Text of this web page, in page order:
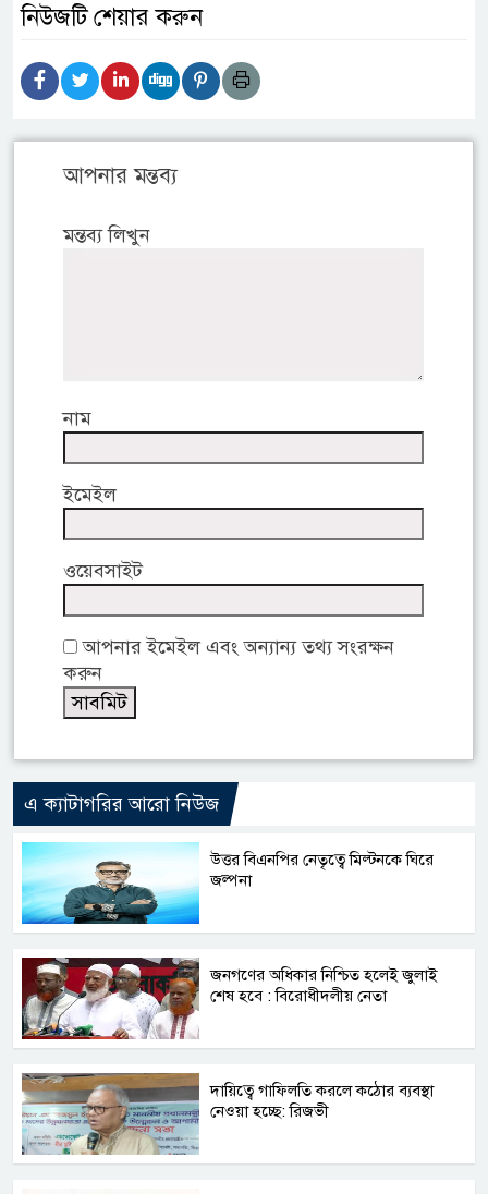
নিউজটি শেয়ার করুন
আপনার মন্তব্য
মন্তব্য লিখুন
নাম
ইমেইল
ওয়েবসাইট
আপনার ইমেইল এবং অন্যান্য তথ্য সংরক্ষন
করুন
এ ক্যাটাগরির আরো নিউজ
উত্তর বিএনপির নেতৃত্বে মিল্টনকে ঘিরে
জল্পনা
জনগণের অধিকার নিশ্চিত হলেই জুলাই
শেষ হবে : বিরোধীদলীয় নেতা
দায়িত্বে গাফিলতি করলে কঠোর ব্যবস্থা
নেওয়া হচ্ছে: রিজভী